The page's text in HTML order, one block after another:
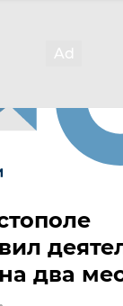
два